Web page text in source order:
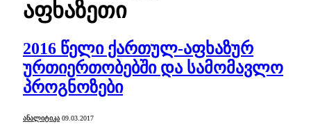
აფხაზეთი
2016 წელი ქართულ-აფხაზურ
ურთიერთობებში და სამომავლო
პროგნოზები
ᲐᲜᲐᲚᲘᲢᲘᲙᲐ 09.03.2017